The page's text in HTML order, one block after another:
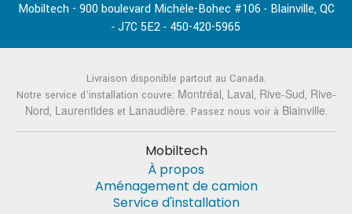
Mobiltech - 900 boulevard Michèle-Bohec #106 - Blainville, QC
- J7C 5E2 - 450-420-5965
Livraison disponible partout au Canada.
Notre service d'installation couvre: Montréal, Laval, Rive-Sud, Rive-
Nord, Laurentideset Lanaudière. Passez nous voir à Blainville.
Mobiltech
À propos
Aménagement de camion
Service d'installation